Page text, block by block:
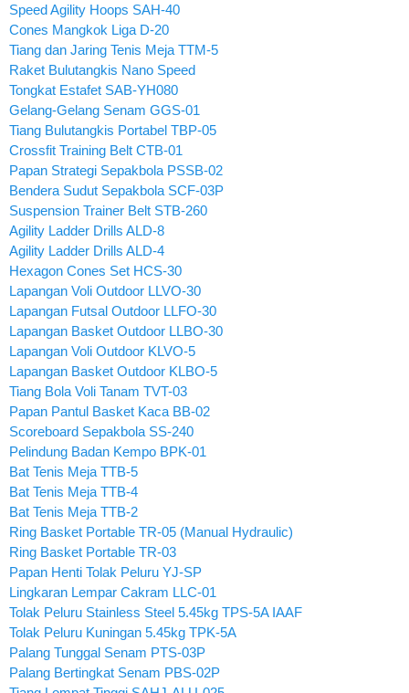
Speed Agility Hoops SAH-40
Cones Mangkok Liga D-20
Tiang dan Jaring Tenis Meja TTM-5
Raket Bulutangkis Nano Speed
Tongkat Estafet SAB-YH080
Gelang-Gelang Senam GGS-01
Tiang Bulutangkis Portabel TBP-05
Crossfit Training Belt CTB-01
Papan Strategi Sepakbola PSSB-02
Bendera Sudut Sepakbola SCF-03P
Suspension Trainer Belt STB-260
Agility Ladder Drills ALD-8
Agility Ladder Drills ALD-4
Hexagon Cones Set HCS-30
Lapangan Voli Outdoor LLVO-30
Lapangan Futsal Outdoor LLFO-30
Lapangan Basket Outdoor LLBO-30
Lapangan Voli Outdoor KLVO-5
Lapangan Basket Outdoor KLBO-5
Tiang Bola Voli Tanam TVT-03
Papan Pantul Basket Kaca BB-02
Scoreboard Sepakbola SS-240
Pelindung Badan Kempo BPK-01
Bat Tenis Meja TTB-5
Bat Tenis Meja TTB-4
Bat Tenis Meja TTB-2
Ring Basket Portable TR-05 (Manual Hydraulic)
Ring Basket Portable TR-03
Papan Henti Tolak Peluru YJ-SP
Lingkaran Lempar Cakram LLC-01
Tolak Peluru Stainless Steel 5.45kg TPS-5A IAAF
Tolak Peluru Kuningan 5.45kg TPK-5A
Palang Tunggal Senam PTS-03P
Palang Bertingkat Senam PBS-02P